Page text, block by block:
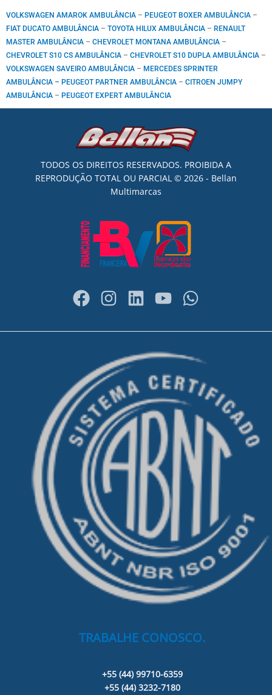
VOLKSWAGEN AMAROK AMBULÂNCIA – PEUGEOT BOXER AMBULÂNCIA –
FIAT DUCATO AMBULÂNCIA – TOYOTA HILUX AMBULÂNCIA – RENAULT
MASTER AMBULÂNCIA – CHEVROLET MONTANA AMBULÂNCIA –
CHEVROLET S10 CS AMBULÂNCIA – CHEVROLET S10 DUPLA AMBULÂNCIA –
VOLKSWAGEN SAVEIRO AMBULÂNCIA – MERCEDES SPRINTER
AMBULÂNCIA – PEUGEOT PARTNER AMBULÂNCIA – CITROEN JUMPY
AMBULÂNCIA – PEUGEOT EXPERT AMBULÂNCIA
TODOS OS DIREITOS RESERVADOS. PROIBIDA A
REPRODUÇÃO TOTAL OU PARCIAL © 2026 - Bellan
Multimarcas
TRABALHE CONOSCO.
+55 (44) 99710-6359
+55 (44) 3232-7180